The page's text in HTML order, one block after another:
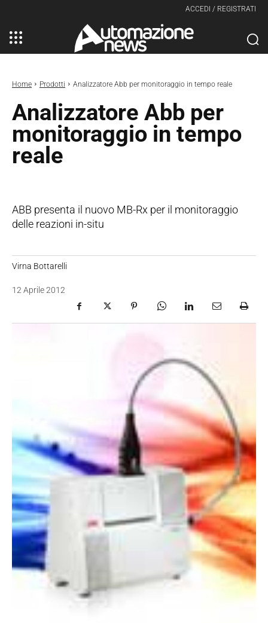
ACCEDI / REGISTRATI
Home Prodotti Analizzatore Abb per monitoraggio in tempo reale
Analizzatore Abb per
monitoraggio in tempo
reale
ABB presenta il nuovo MB-Rx per il monitoraggio
delle reazioni in-situ
Virna Bottarelli
12 Aprile 2012